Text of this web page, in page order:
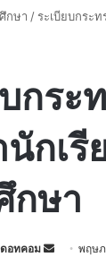
กษา /ระเบียบกระ
กระ
นักเ
กษา
อทคอม
Sendพฤษ